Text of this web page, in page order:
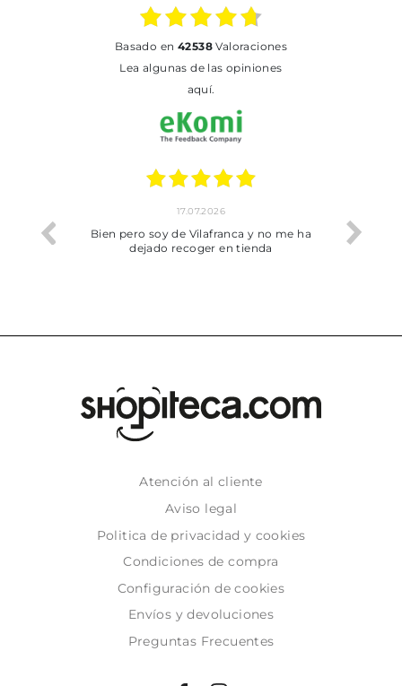
basado en 42538Valoraciones
Lea algunas de las opiniones
aquí.
trobat
17.07.2026
Bien pero soy de Vilafranca y no me ha
dejado recoger en tienda
Atención al cliente
Aviso legal
Politica de privacidad y cookies
Condiciones de compra
Configuración de cookies
Envíos y devoluciones
Preguntas Frecuentes